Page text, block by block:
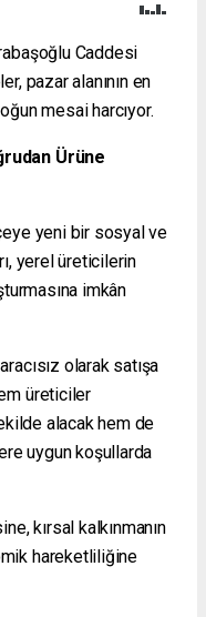
Caddesi
pazar alanının en
mesai harcıyor.
Ürüne
yeni bir sosyal ve
yerel üreticilerin
imkân
olarak satışa
üreticiler
alacak hem de
uygun koşullarda
kırsal kalkınmanın
hareketliliğine